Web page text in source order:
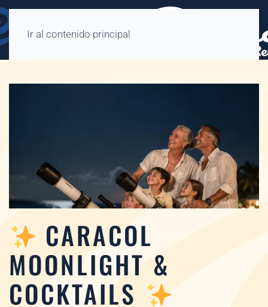
Ir al contenido principal
CARACOL
MOONLIGHT &
COCKTAILS